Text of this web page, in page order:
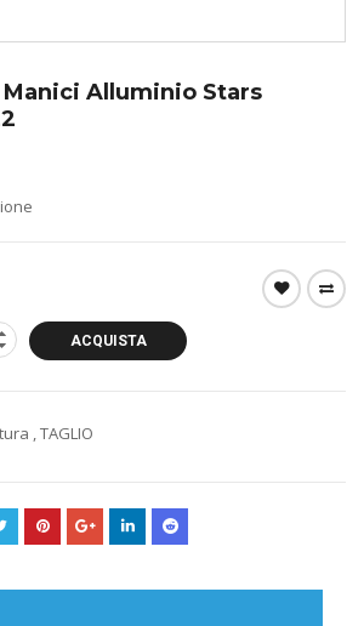
Alluminio Stars
ACQUISTA
,TAGLIO